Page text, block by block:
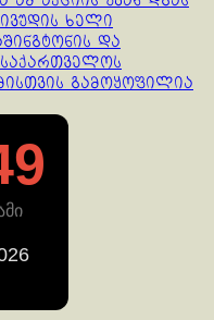
ხელი
და
გამოყოფილია